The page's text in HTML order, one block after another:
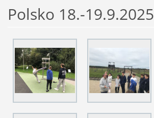
Polsko 18.-19.9.2025